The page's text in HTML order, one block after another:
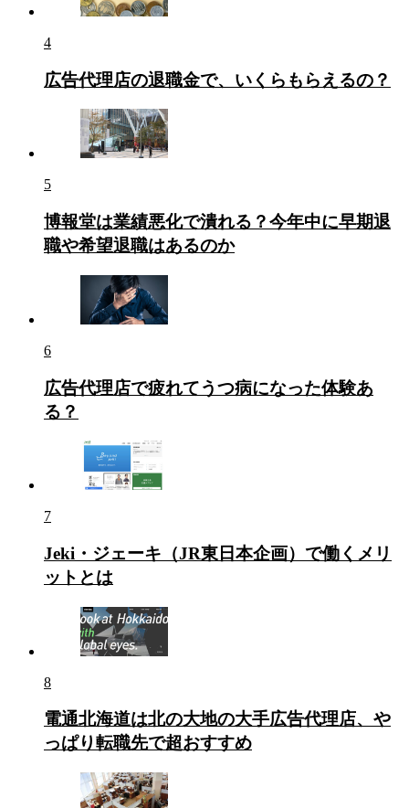
4
広告代理店の退職金で、いくらもらえるの？
5
博報堂は業績悪化で潰れる？今年中に早期退
職や希望退職はあるのか
6
広告代理店で疲れてうつ病になった体験あ
る？
7
Jeki・ジェーキ（JR東日本企画）で働くメリ
ットとは
8
電通北海道は北の大地の大手広告代理店、や
っぱり転職先で超おすすめ